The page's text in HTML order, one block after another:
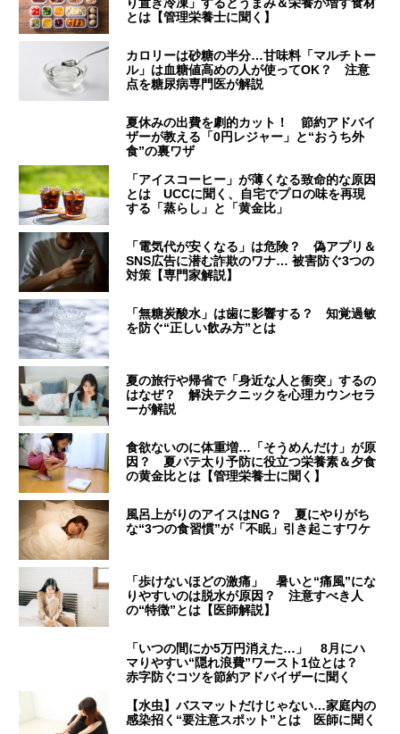
とは【管理栄養士に聞く】
カロリーは砂糖の半分…甘味料「マルチトー
ル」は血糖値高めの人が使ってOK？ 注意
点を糖尿病専門医が解説
夏休みの出費を劇的カット！ 節約アドバイ
ザーが教える「0円レジャー」と“おうち外
食”の裏ワザ
「アイスコーヒー」が薄くなる致命的な原因
とは UCCに聞く、自宅でプロの味を再現
する「蒸らし」と「黄金比」
「電気代が安くなる」は危険？ 偽アプリ＆
SNS広告に潜む詐欺のワナ… 被害防ぐ3つの
対策【専門家解説】
「無糖炭酸水」は歯に影響する？ 知覚過敏
を防ぐ“正しい飲み方”とは
夏の旅行や帰省で「身近な人と衝突」するの
はなぜ？ 解決テクニックを心理カウンセラ
ーが解説
食欲ないのに体重増…「そうめんだけ」が原
因？ 夏バテ太り予防に役立つ栄養素＆夕食
の黄金比とは【管理栄養士に聞く】
風呂上がりのアイスはNG？ 夏にやりがち
な“3つの食習慣”が「不眠」引き起こすワケ
「歩けないほどの激痛」 暑いと“痛風”にな
りやすいのは脱水が原因？ 注意すべき人
の“特徴”とは【医師解説】
「いつの間にか5万円消えた…」 8月にハ
マりやすい“隠れ浪費”ワースト1位とは？
赤字防ぐコツを節約アドバイザーに聞く
【水虫】バスマットだけじゃない…家庭内の
感染招く“要注意スポット”とは 医師に聞く